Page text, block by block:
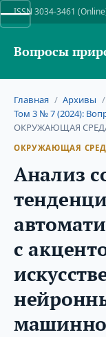
ISSN 3034-3461
Вопросы
Главная / Архивы /
Том 3 № 7 (2024):
ОКРУЖАЮЩАЯ
ОКРУЖАЮЩАЯ
Анализ
с